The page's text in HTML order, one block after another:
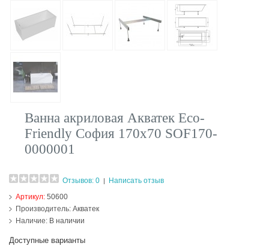
Ванна акриловая Акватек Eco-
Friendly София 170х70 SOF170-
0000001
Отзывов: 0
Написать отзыв
Артикул:50600
Производитель: Акватек
Наличие: В наличии
Доступные варианты